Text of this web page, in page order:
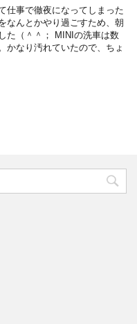
仕事で徹夜になってしまった
なんとかやり過ごすため、朝
た（＾＾； MINIの洗車は数
かなり汚れていたので、ちょ